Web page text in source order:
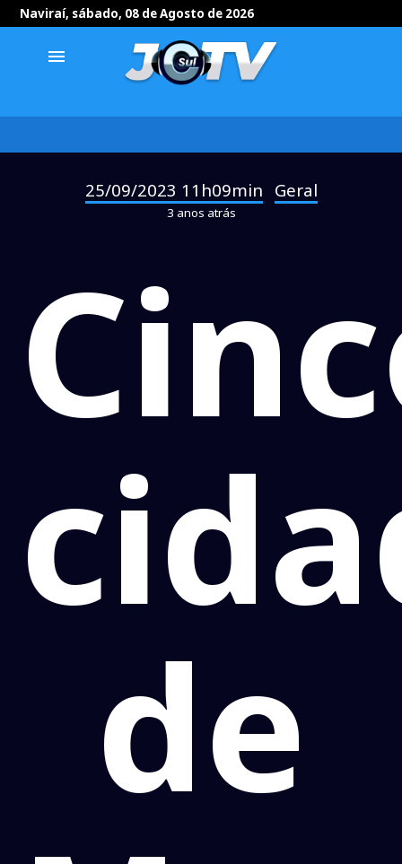
Naviraí, sábado, 08 de Agosto de 2026
menu
25/09/2023 11h09min Geral
3 anos atrás
de